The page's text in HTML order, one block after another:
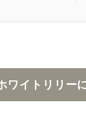
ワイトリリー